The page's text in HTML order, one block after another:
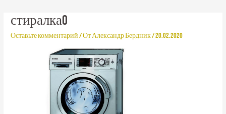
стиралка0
Оставьте комментарий/ ОтАлександр Бердник/20.02.2020